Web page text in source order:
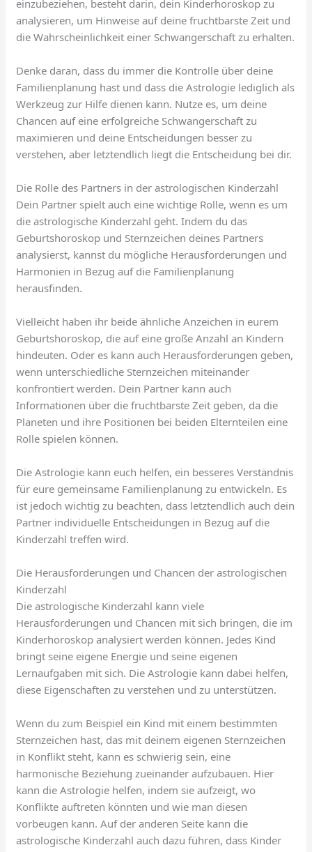
einzubeziehen, besteht darin, dein Kinderhoroskop zu
analysieren, um Hinweise auf deine fruchtbarste Zeit und
die Wahrscheinlichkeit einer Schwangerschaft zu erhalten.
Denke daran, dass du immer die Kontrolle über deine
Familienplanung hast und dass die Astrologie lediglich als
Werkzeug zur Hilfe dienen kann. Nutze es, um deine
Chancen auf eine erfolgreiche Schwangerschaft zu
maximieren und deine Entscheidungen besser zu
verstehen, aber letztendlich liegt die Entscheidung bei dir.
Die Rolle des Partners in der astrologischen Kinderzahl
Dein Partner spielt auch eine wichtige Rolle, wenn es um
die astrologische Kinderzahl geht. Indem du das
Geburtshoroskop und Sternzeichen deines Partners
analysierst, kannst du mögliche Herausforderungen und
Harmonien in Bezug auf die Familienplanung
herausfinden.
Vielleicht haben ihr beide ähnliche Anzeichen in eurem
Geburtshoroskop, die auf eine große Anzahl an Kindern
hindeuten. Oder es kann auch Herausforderungen geben,
wenn unterschiedliche Sternzeichen miteinander
konfrontiert werden. Dein Partner kann auch
Informationen über die fruchtbarste Zeit geben, da die
Planeten und ihre Positionen bei beiden Elternteilen eine
Rolle spielen können.
Die Astrologie kann euch helfen, ein besseres Verständnis
für eure gemeinsame Familienplanung zu entwickeln. Es
ist jedoch wichtig zu beachten, dass letztendlich auch dein
Partner individuelle Entscheidungen in Bezug auf die
Kinderzahl treffen wird.
Die Herausforderungen und Chancen der astrologischen
Kinderzahl
Die astrologische Kinderzahl kann viele
Herausforderungen und Chancen mit sich bringen, die im
Kinderhoroskop analysiert werden können. Jedes Kind
bringt seine eigene Energie und seine eigenen
Lernaufgaben mit sich. Die Astrologie kann dabei helfen,
diese Eigenschaften zu verstehen und zu unterstützen.
Wenn du zum Beispiel ein Kind mit einem bestimmten
Sternzeichen hast, das mit deinem eigenen Sternzeichen
in Konflikt steht, kann es schwierig sein, eine
harmonische Beziehung zueinander aufzubauen. Hier
kann die Astrologie helfen, indem sie aufzeigt, wo
Konflikte auftreten könnten und wie man diesen
vorbeugen kann. Auf der anderen Seite kann die
astrologische Kinderzahl auch dazu führen, dass Kinder